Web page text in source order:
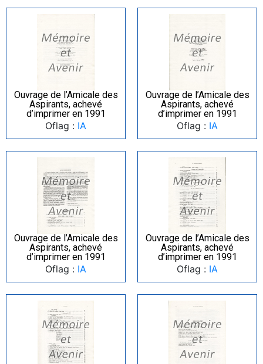
Ouvrage de l’Amicale des
Aspirants, achevé
d’imprimer en 1991
Oflag : IA
Ouvrage de l’Amicale des
Aspirants, achevé
d’imprimer en 1991
Oflag : IA
Ouvrage de l’Amicale des
Aspirants, achevé
d’imprimer en 1991
Oflag : IA
Ouvrage de l’Amicale des
Aspirants, achevé
d’imprimer en 1991
Oflag : IA